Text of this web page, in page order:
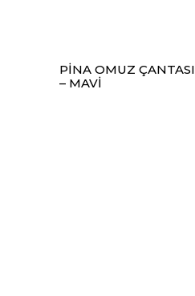
PINA OMUZ ÇANTASI
– MAVI